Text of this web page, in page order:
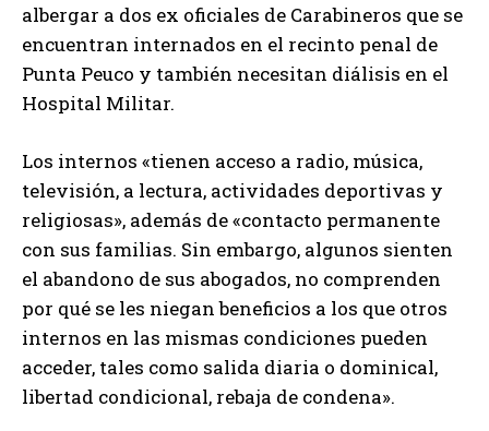
albergar a dos ex oficiales de Carabineros que se
encuentran internados en el recinto penal de
Punta Peuco y también necesitan diálisis en el
Hospital Militar.
Los internos «tienen acceso a radio, música,
televisión, a lectura, actividades deportivas y
religiosas», además de «contacto permanente
con sus familias. Sin embargo, algunos sienten
el abandono de sus abogados, no comprenden
por qué se les niegan beneficios a los que otros
internos en las mismas condiciones pueden
acceder, tales como salida diaria o dominical,
libertad condicional, rebaja de condena».